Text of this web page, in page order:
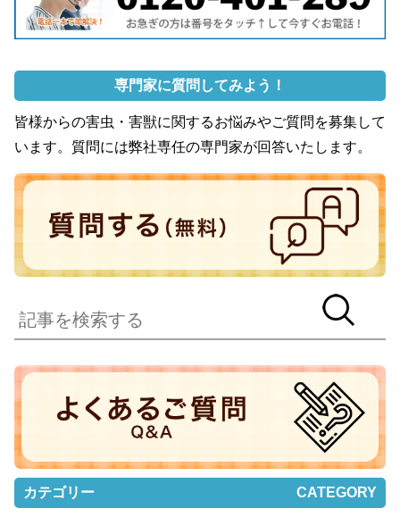
専門家に質問してみよう！
皆様からの害虫・害獣に関するお悩みやご質問を募集して
います。質問には弊社専任の専門家が回答いたします。
カテゴリー CATEGORY